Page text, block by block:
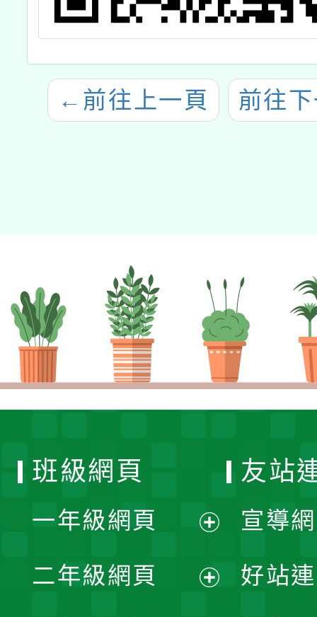
← 前往上一頁 前往
班級網頁
一年級網頁
開
二年級網頁
友站
宣導
好站